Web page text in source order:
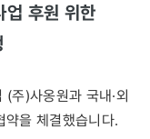
업 후원 위한
주)사옹원과 국내·외
약을 체결했습니다.